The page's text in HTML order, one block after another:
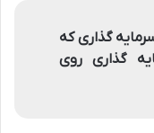
گذاری که
گذاری روی